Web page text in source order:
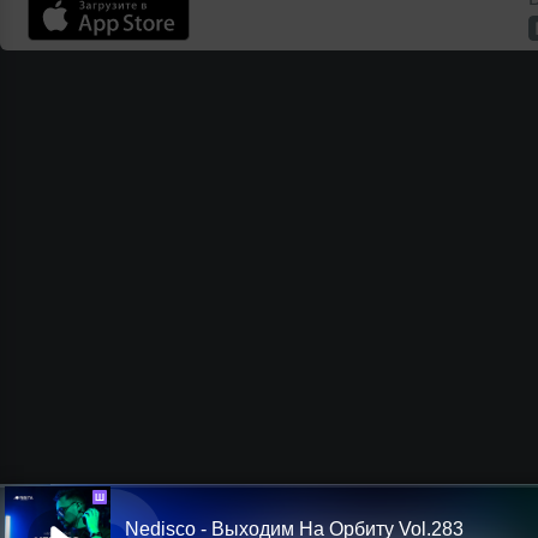
Ш
Nedisco - Выходим На Орбиту Vol.283